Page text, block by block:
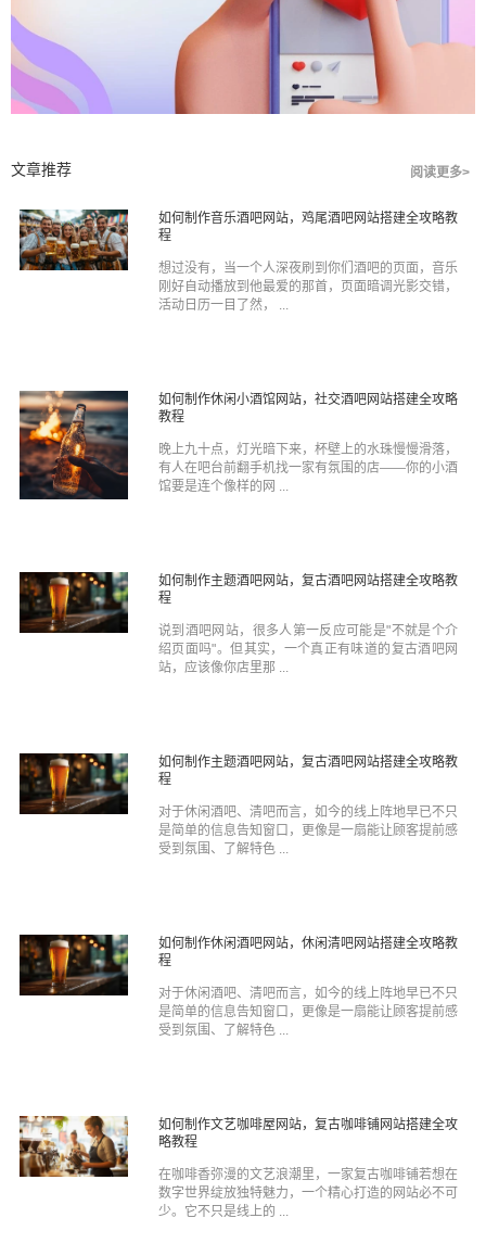
文章推荐 阅读更多>
如何制作音乐酒吧网站，鸡尾酒吧网站搭建全攻略教
程
想过没有，当一个人深夜刷到你们酒吧的页面，音乐
刚好自动播放到他最爱的那首，页面暗调光影交错，
活动日历一目了然， ...
如何制作休闲小酒馆网站，社交酒吧网站搭建全攻略
教程
晚上九十点，灯光暗下来，杯壁上的水珠慢慢滑落，
有人在吧台前翻手机找一家有氛围的店——你的小酒
馆要是连个像样的网 ...
如何制作主题酒吧网站，复古酒吧网站搭建全攻略教
程
说到酒吧网站，很多人第一反应可能是"不就是个介
绍页面吗"。但其实，一个真正有味道的复古酒吧网
站，应该像你店里那 ...
如何制作主题酒吧网站，复古酒吧网站搭建全攻略教
程
对于休闲酒吧、清吧而言，如今的线上阵地早已不只
是简单的信息告知窗口，更像是一扇能让顾客提前感
受到氛围、了解特色 ...
如何制作休闲酒吧网站，休闲清吧网站搭建全攻略教
程
对于休闲酒吧、清吧而言，如今的线上阵地早已不只
是简单的信息告知窗口，更像是一扇能让顾客提前感
受到氛围、了解特色 ...
如何制作文艺咖啡屋网站，复古咖啡铺网站搭建全攻
略教程
在咖啡香弥漫的文艺浪潮里，一家复古咖啡铺若想在
数字世界绽放独特魅力，一个精心打造的网站必不可
少。它不只是线上的 ...